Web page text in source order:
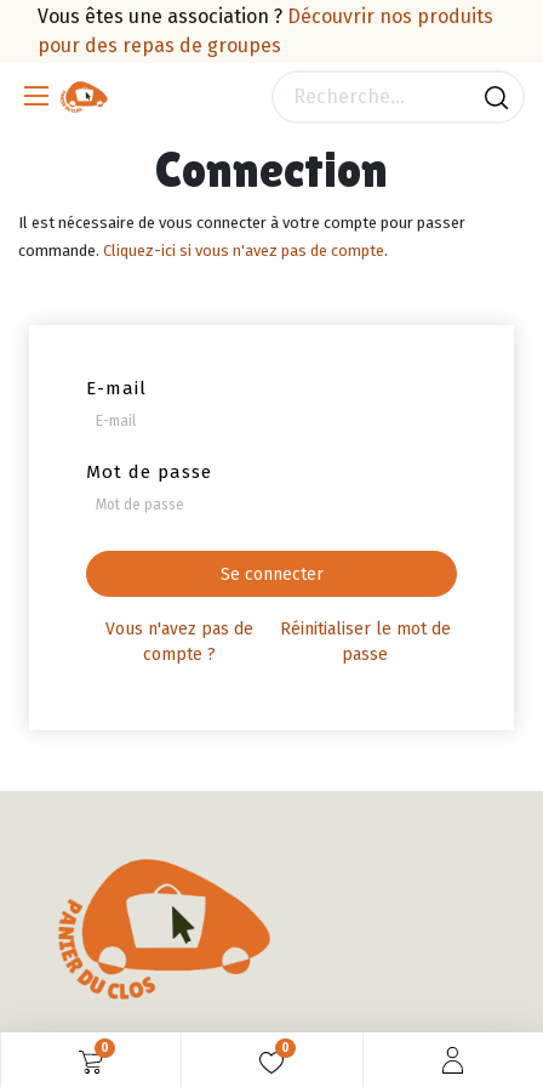
0 0
Vous êtes une association ? Découvrir nos produits
pour des repas de groupes
Connection
Il est nécessaire de vous connecter à votre compte pour passer
commande. Cliquez-ici si vous n'avez pas de compte.
E-mail
Mot de passe
Se connecter
Vous n'avez pas de
compte ?
Réinitialiser le mot de
passe
France